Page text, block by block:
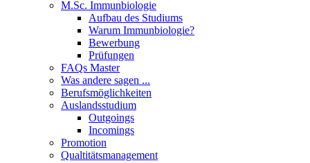
M.Sc. Immunbiologie
Aufbau des Studiums
Warum Immunbiologie?
Bewerbung
Prüfungen
FAQs Master
Was andere sagen ...
Berufsmöglichkeiten
Auslandsstudium
Outgoings
Incomings
Promotion
Qualtitätsmanagement